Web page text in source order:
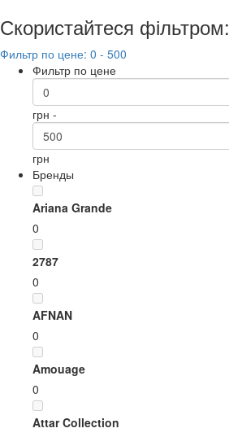
Скористайтеся фільтром:
Фильтр по цене: 0 - 500
Фильтр по цене
грн -
грн
Бренды
Ariana Grande
0
2787
0
AFNAN
0
Amouage
0
Attar Collection